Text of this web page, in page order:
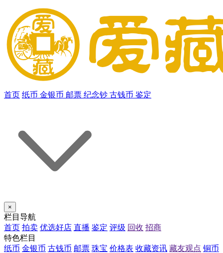
首页 纸币 金银币 邮票 纪念钞 古钱币 鉴定
×
栏目导航
首页 拍卖 优选好店 直播 鉴定 评级 回收 招商
特色栏目
纸币 金银币 古钱币 邮票 珠宝 价格表 收藏资讯 藏友观点 铜币